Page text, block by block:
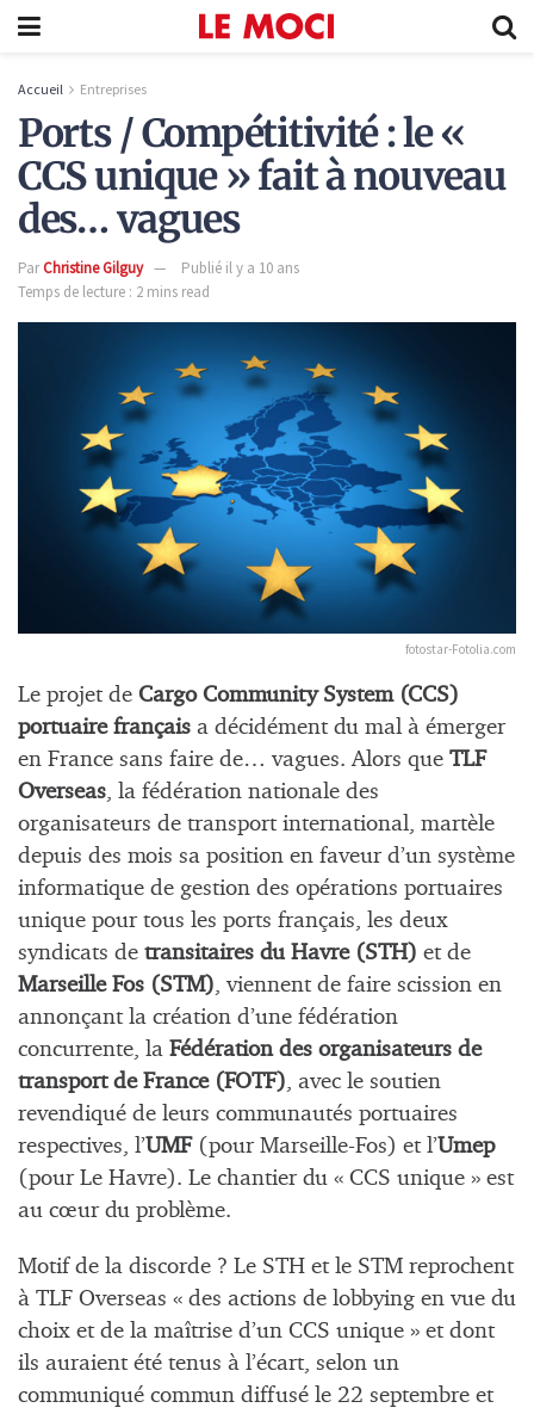
Accueil Entreprises
Ports / Compétitivité : le «
CCS unique » fait à nouveau
des… vagues
ParChristine Gilguy
Publié il y a 10 ans
Temps de lecture : 2 mins read
fotostar-Fotolia.com
Le projet de Cargo Community System (CCS)
portuaire français a décidément du mal à émerger
en France sans faire de… vagues. Alors que TLF
Overseas, la fédération nationale des
organisateurs de transport international, martèle
depuis des mois sa position en faveur d’un système
informatique de gestion des opérations portuaires
unique pour tous les ports français, les deux
syndicats de transitaires du Havre (STH) et de
Marseille Fos (STM), viennent de faire scission en
annonçant la création d’une fédération
concurrente, la Fédération des organisateurs de
transport de France (FOTF), avec le soutien
revendiqué de leurs communautés portuaires
respectives, l’UMF(pour Marseille-Fos) et l’Umep
(pour Le Havre). Le chantier du « CCS unique » est
au cœur du problème.
Motif de la discorde ? Le STH et le STM reprochent
à TLF Overseas « des actions de lobbying en vue du
choix et de la maîtrise d’un CCS unique » et dont
ils auraient été tenus à l’écart, selon un
communiqué commun diffusé le 22 septembre et